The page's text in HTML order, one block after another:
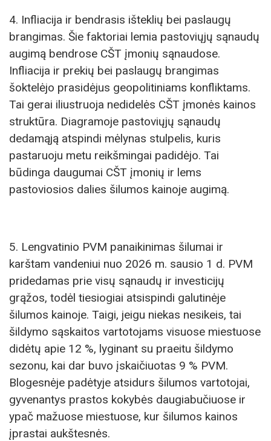
4. Infliacija ir bendrasis išteklių bei paslaugų
brangimas. Šie faktoriai lemia pastoviųjų sąnaudų
augimą bendrose CŠT įmonių sąnaudose.
Infliacija ir prekių bei paslaugų brangimas
šoktelėjo prasidėjus geopolitiniams konfliktams.
Tai gerai iliustruoja nedidelės CŠT įmonės kainos
struktūra. Diagramoje pastoviųjų sąnaudų
dedamąją atspindi mėlynas stulpelis, kuris
pastaruoju metu reikšmingai padidėjo. Tai
būdinga daugumai CŠT įmonių ir lems
pastoviosios dalies šilumos kainoje augimą.
5. Lengvatinio PVM panaikinimas šilumai ir
karštam vandeniui nuo 2026 m. sausio 1 d. PVM
pridedamas prie visų sąnaudų ir investicijų
grąžos, todėl tiesiogiai atsispindi galutinėje
šilumos kainoje. Taigi, jeigu niekas nesikeis, tai
šildymo sąskaitos vartotojams visuose miestuose
didėtų apie 12 %, lyginant su praeitu šildymo
sezonu, kai dar buvo įskaičiuotas 9 % PVM.
Blogesnėje padėtyje atsidurs šilumos vartotojai,
gyvenantys prastos kokybės daugiabučiuose ir
ypač mažuose miestuose, kur šilumos kainos
įprastai aukštesnės.